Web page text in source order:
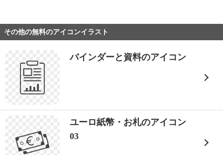
その他の無料のアイコンイラスト
バインダーと資料のアイコン
ユーロ紙幣・お札のアイコン
03